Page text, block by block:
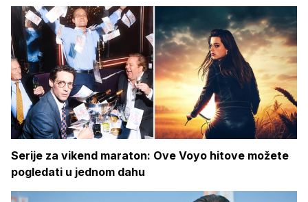
Serije za vikend maraton: Ove Voyo hitove možete
pogledati u jednom dahu